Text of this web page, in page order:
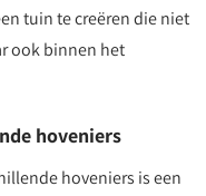
tuin te creëren die niet
ook binnen het
hoveniers
hoveniers is een